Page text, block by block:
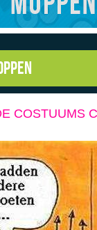
COSTUUMS